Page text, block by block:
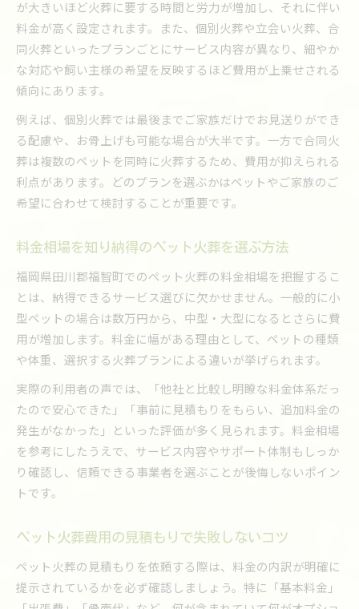
ペット火葬後の遺骨の扱い方や供養方法を解説
家族の想いを込めたペット火葬の流れを紹介
ペット火葬後の四十九日までの供養手順とは
ペット火葬で家族が支え合うための工夫を提案
ペット火葬料金の明細確認でトラブル防止
ペット火葬費用の相談窓口やサポートの活用
ペット火葬料金の支払い方法や分割の選択肢
が大きいほど火葬に要する時間と労力が増加し、それに伴い
料金が高く設定されます。また、個別火葬や立会い火葬、合
同火葬といったプランごとにサービス内容が異なり、細やか
な対応や飼い主様の希望を反映するほど費用が上乗せされる
傾向にあります。
例えば、個別火葬では最後までご家族だけでお見送りができ
る配慮や、お骨上げも可能な場合が大半です。一方で合同火
葬は複数のペットを同時に火葬するため、費用が抑えられる
利点があります。どのプランを選ぶかはペットやご家族のご
希望に合わせて検討することが重要です。
料金相場を知り納得のペット火葬を選ぶ方法
福岡県田川郡福智町でのペット火葬の料金相場を把握するこ
とは、納得できるサービス選びに欠かせません。一般的に小
型ペットの場合は数万円から、中型・大型になるとさらに費
用が増加します。料金に幅がある理由として、ペットの種類
や体重、選択する火葬プランによる違いが挙げられます。
実際の利用者の声では、「他社と比較し明瞭な料金体系だっ
たので安心できた」「事前に見積もりをもらい、追加料金の
発生がなかった」といった評価が多く見られます。料金相場
を参考にしたうえで、サービス内容やサポート体制もしっか
り確認し、信頼できる事業者を選ぶことが後悔しないポイン
トです。
ペット火葬費用の見積もりで失敗しないコツ
ペット火葬の見積もりを依頼する際は、料金の内訳が明確に
提示されているかを必ず確認しましょう。特に「基本料金」